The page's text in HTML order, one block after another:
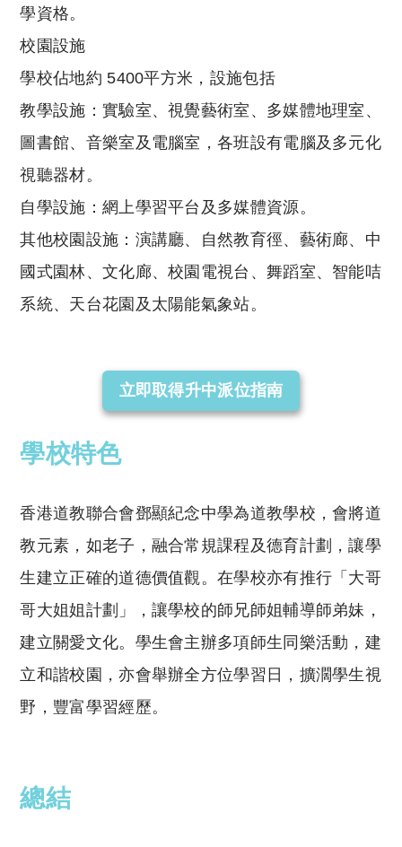
學資格。
校園設施
學校佔地約 5400平方米，設施包括
教學設施：實驗室、視覺藝術室、多媒體地理室、
圖書館、音樂室及電腦室，各班設有電腦及多元化
視聽器材。
自學設施：網上學習平台及多媒體資源。
其他校園設施：演講廳、自然教育徑、藝術廊、中
國式園林、文化廊、校園電視台、舞蹈室、智能咭
系統、天台花園及太陽能氣象站。
立即取得升中派位指南
學校特色
香港道教聯合會鄧顯紀念中學為道教學校，會將道
教元素，如老子，融合常規課程及德育計劃，讓學
生建立正確的道德價值觀。在學校亦有推行「大哥
哥大姐姐計劃」，讓學校的師兄師姐輔導師弟妹，
建立關愛文化。學生會主辦多項師生同樂活動，建
立和諧校園，亦會舉辦全方位學習日，擴濶學生視
野，豐富學習經歷。
總結